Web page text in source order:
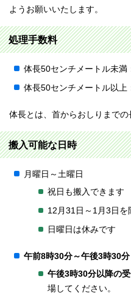
ようお願いいたします。
処理手数料
体長50センチメートル未満
体長50センチメートル以上
体長とは、首からおしりまでの
搬入可能な日時
月曜日～土曜日
祝日も搬入できます
12月31日～1月3日を
日曜日は休みです
午前8時30分～午後3時30分
午後3時30分以降の
場してください。